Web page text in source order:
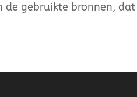
gebruikte bronnen,